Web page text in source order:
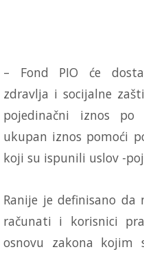
– Fond PIO će
zdravlja i socijalne
pojedinačni iznos
ukupan iznos pomoći
koji su ispunili uslov -
Ranije je definisano
računati i korisnici
osnovu zakona kojim